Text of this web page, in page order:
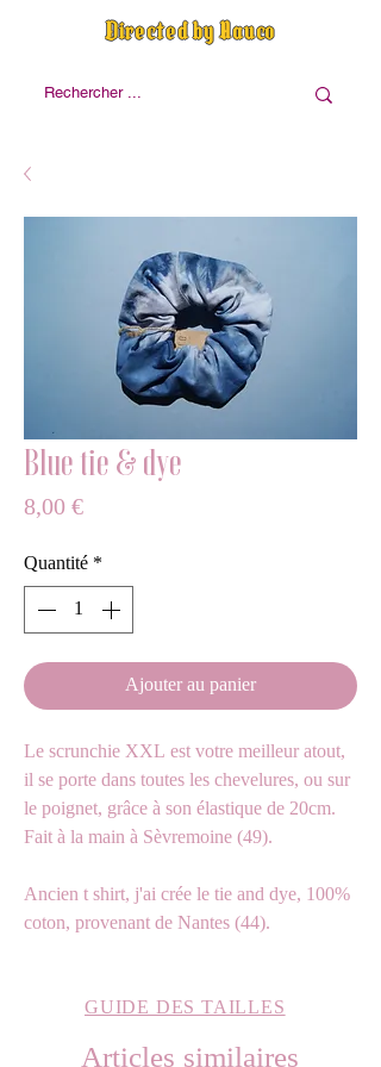
Directed by Nauco
Blue tie & dye
8,00 €Prix
Quantité*
Ajouter au panier
Le scrunchie XXL est votre meilleur atout,
il se porte dans toutes les chevelures, ou sur
le poignet, grâce à son élastique de 20cm.
Fait à la main à Sèvremoine (49).
Ancien t shirt, j'ai crée le tie and dye, 100%
coton, provenant de Nantes (44).
GUIDE DES TAILLES